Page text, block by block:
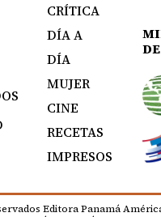
CRÍTICA
DÍA A
DÍA
MUJER
CINE
RECETAS
IMPRESOS
Editora Panamá